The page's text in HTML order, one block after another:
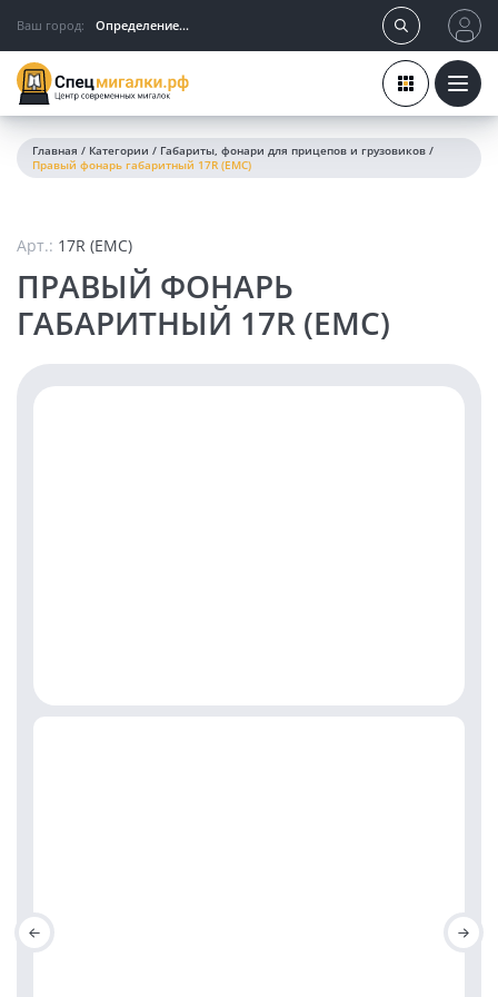
Ваш город: Определение...
Главная / Категории / Габариты, фонари для прицепов и грузовиков /
Правый фонарь габаритный 17R (EMC)
Арт.: 17R (EMC)
ПРАВЫЙ ФОНАРЬ
ГАБАРИТНЫЙ 17R (EMC)